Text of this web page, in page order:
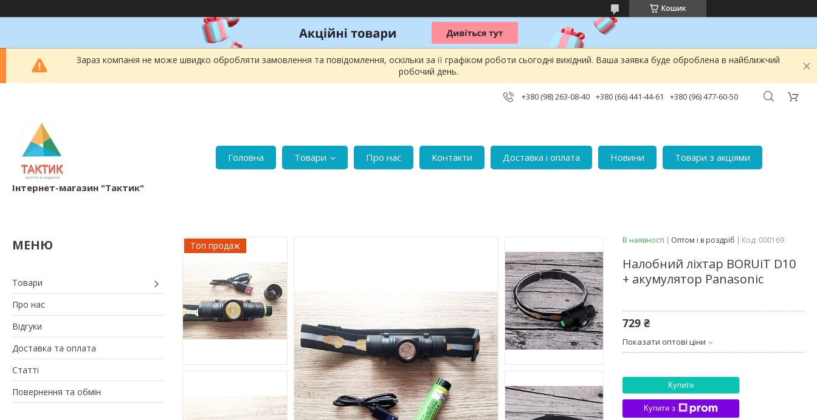
Кошик
Зараз компанія не може швидко обробляти замовлення та повідомлення, оскільки за її графіком роботи сьогодні вихідний. Ваша заявка буде оброблена в найближчий
робочий день.
+380 (98) 263-08-40 +380 (66) 441-44-61 +380 (96) 477-60-50
Інтернет-магазин "Тактик"
Головна Товари Про нас Контакти Доставка і оплата Новини Товари з акціями
Товари
Про нас
Відгуки
Доставка та оплата
Статті
Повернення та обмін
Топ продаж В наявності Оптом і в роздріб Код: 000169
Налобний ліхтар BORUiT D10
+ акумулятор Panasonic
729 ₴
Показати оптові ціни
Купити
Купити з